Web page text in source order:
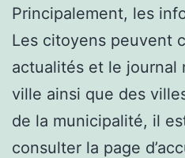
Principalement, les
Les citoyens peuvent
actualités et le journal
ville ainsi que des
de la municipalité, il
consulter la page